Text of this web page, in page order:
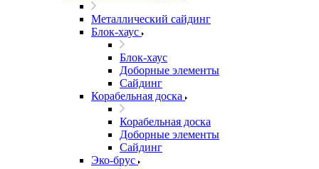
Металлический сайдинг
Блок-хаус
Блок-хаус
Доборные элементы
Сайдинг
Корабельная доска
Корабельная доска
Доборные элементы
Сайдинг
Эко-брус